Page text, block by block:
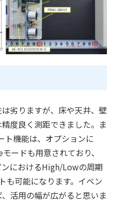
劣りますが、床や天井、壁
度良く測距できました。ま
ト機能は、オプションに
ードも用意されており、
におけるHigh/Lowの周期
も可能になります。イベン
活用の幅が広がると思いま